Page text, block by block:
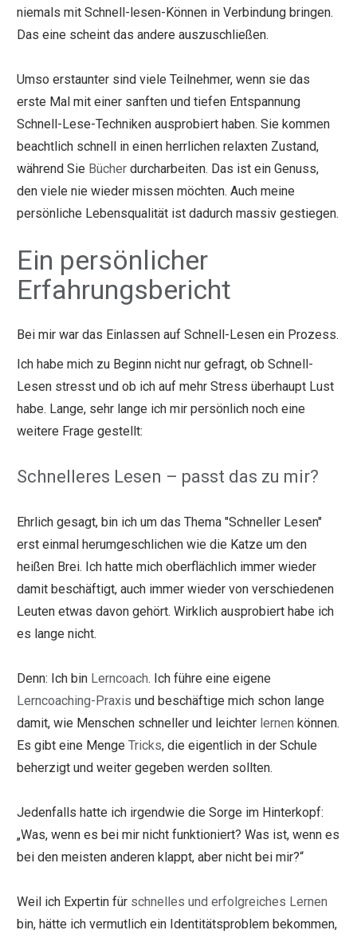
niemals mit Schnell-lesen-Können in Verbindung bringen.
Das eine scheint das andere auszuschließen.
Umso erstaunter sind viele Teilnehmer, wenn sie das
erste Mal mit einer sanften und tiefen Entspannung
Schnell-Lese-Techniken ausprobiert haben. Sie kommen
beachtlich schnell in einen herrlichen relaxten Zustand,
während Sie Bücher durcharbeiten. Das ist ein Genuss,
den viele nie wieder missen möchten. Auch meine
persönliche Lebensqualität ist dadurch massiv gestiegen.
Ein persönlicher
Erfahrungsbericht
Bei mir war das Einlassen auf Schnell-Lesen ein Prozess.
Ich habe mich zu Beginn nicht nur gefragt, ob Schnell-
Lesen stresst und ob ich auf mehr Stress überhaupt Lust
habe. Lange, sehr lange ich mir persönlich noch eine
weitere Frage gestellt:
Schnelleres Lesen – passt das zu mir?
Ehrlich gesagt, bin ich um das Thema "Schneller Lesen"
erst einmal herumgeschlichen wie die Katze um den
heißen Brei. Ich hatte mich oberflächlich immer wieder
damit beschäftigt, auch immer wieder von verschiedenen
Leuten etwas davon gehört. Wirklich ausprobiert habe ich
es lange nicht.
Denn: Ich bin Lerncoach. Ich führe eine eigene
Lerncoaching-Praxis und beschäftige mich schon lange
damit, wie Menschen schneller und leichter lernen können.
Es gibt eine Menge Tricks, die eigentlich in der Schule
beherzigt und weiter gegeben werden sollten.
Jedenfalls hatte ich irgendwie die Sorge im Hinterkopf:
„Was, wenn es bei mir nicht funktioniert? Was ist, wenn es
bei den meisten anderen klappt, aber nicht bei mir?“
Weil ich Expertin für schnelles und erfolgreiches Lernen
bin, hätte ich vermutlich ein Identitätsproblem bekommen,